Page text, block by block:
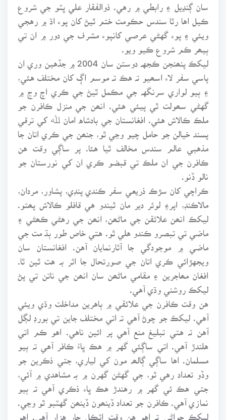
سان ڳنڍيل ۽ رابطي ۾ رهي. ذوالفقار علي ڀٽو جي شروع
ڪيل اها رٿا سندس حڪومت ختم ٿيڻ کان پوء اڌ ۾ رهجي
ويئي ۽ پوء گهڻي عرصي کانپوء مشرف جي دور ۾ ان تي
ليکڪ پنھنجن ڪجهہ دوستن سان 2004 ۾ جڏهين وري ان
پاسي سفر لاء اسھيو تہ هڪ تہ موسم اڳ کان مختلف هئي،
۽ ٻيو لواري سرنگهہ جي مڪمل ٿيڻ جي ڪري اچ وڃ ۾
گهڻي سھولت ٿي پيئي هئي. انھن جي منزل ڪافرن جو
ملڪ ڪالاش هئي. افغانستان جي بادشاه امان ﷲ کي ترقي
پسند خيالن جو حامل چيو وڃي ٿو، جنھن جي ڪري اتان جا
مذهبي عالم سندس مخالف ٿيا هئا. پر ساڳي وقت هن
ڪافرن جي ان ملڪ تي قبضو ڪري ان کي نورستان جو
نالو ڏنو.
ڪراچي کان سڙڪ ذريعي سفر ڪندي پنڊي، پشاور، مردان،
مالاڪنڊ، اپر۽ لوئر دير مان ٿيندو هي قافلو ڪالاش پھتو.
ليکڪ انھن علائقن جي ماڻھن، انھن جي رهڻي ڪھڻي ۽
ماضي تي تبصرو ڪندو هلي ٿو. هتي خاص طور ٻڌ مت جي
ماضي ۾ موجودگي جا آثارنمايان آهن. افغانستان سان
ويجهڙائي ڪري اتان جي صورتحال جا اثر بہ هت ٿين ٿا.
افغان مھاجرين ۽ مقامي ماڻھن سان انھن جي ناتن تي پڻ
ليکڪ روشني وڌي آهي.
هن وقت ڪافرن جي علائقي ۾ ٻاهرين مداخلت وڌي ويئي
آهي. ليکڪ جو چوڻ آهي تہ اتي مختلف جاين تي بورڊ لڳل
آهن تہ هتي تبليغ منع آهي پر ائين ناهي. اهو ڪم اتي
هلندڙ آهي. اتي ساڳئي گهر ۾ هڪ ڀاءُ ڪافر آهي تہ ٻيو
مسلمان. اها ساڳي ڳالھہ مون کي لياري، جتي ذڪرين جو
وڏو تعداد رهي ٿو، جي گهڻن گهرن ۾ بہ مشاهدي ۾ آئي،
جتي هڪ ئي گهر ۾ رهندڙ هڪ ڀاء ذڪري آهي تہ ٻيو
نمازي آهي. ڪافرن جو تعداد ڏينھون ڏينھن گهٽبو ٿو وڃي.
ليکڪ چواڻي تہ اهو هن وقت اٽڪل چار هزار آهي. اهو